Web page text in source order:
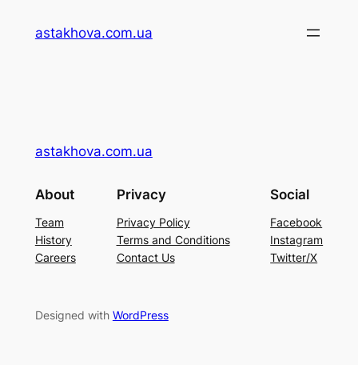
astakhova.com.ua
astakhova.com.ua
About
Team
History
Careers
Privacy
Privacy Policy
Terms and Conditions
Contact Us
Social
Facebook
Instagram
Twitter/X
Designed with WordPress